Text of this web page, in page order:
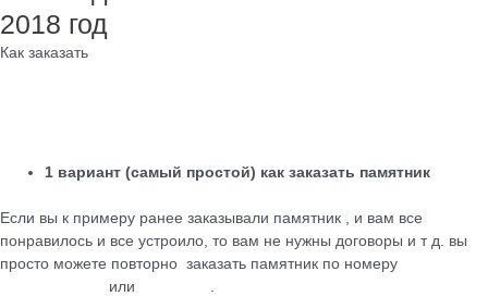
2018 год
Как заказать
1 вариант (самый простой) как заказать памятник
Если вы к примеру ранее заказывали памятник , и вам все
понравилось и все устроило, то вам не нужны договоры и т д. вы
просто можете повторно заказать памятник по номеру
или